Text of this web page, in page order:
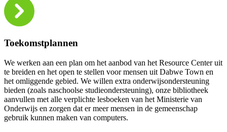
Toekomstplannen
We werken aan een plan om het aanbod van het Resource Center uit
te breiden en het open te stellen voor mensen uit Dabwe Town en
het omliggende gebied. We willen extra onderwijsondersteuning
bieden (zoals naschoolse studieondersteuning), onze bibliotheek
aanvullen met alle verplichte lesboeken van het Ministerie van
Onderwijs en zorgen dat er meer mensen in de gemeenschap
gebruik kunnen maken van computers.